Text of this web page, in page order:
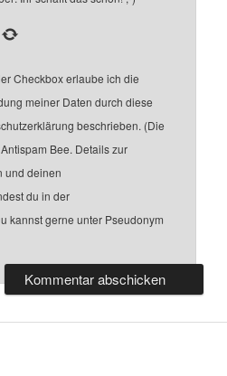
Checkbox erlaube ich die
meiner Daten durch diese
beschrieben. (Die
Bee. Details zur
und deinen
du in der
kannst gerne unter Pseudonym